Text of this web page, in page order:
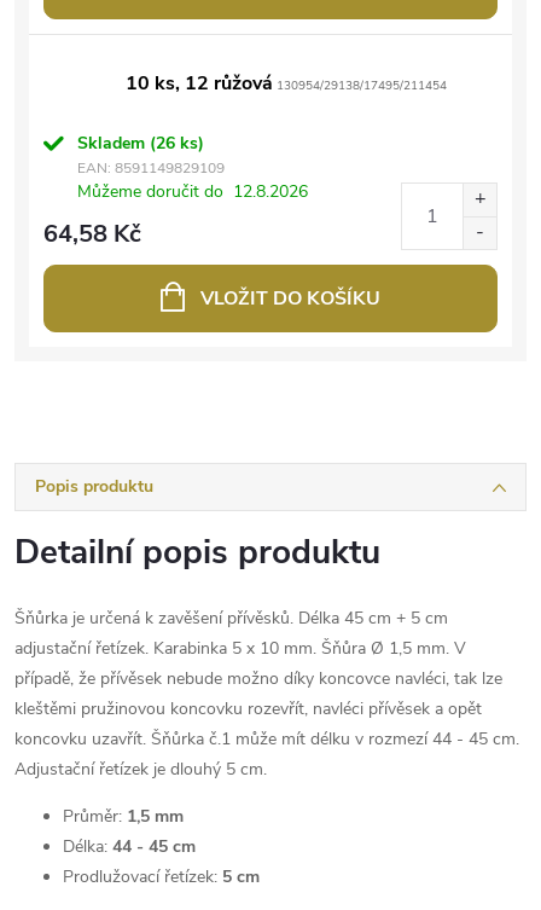
10 ks, 12 růžová 130954/29138/17495/211454
Skladem (26 ks)
EAN: 8591149829109
Můžeme doručit do 12.8.2026
64,58 Kč
VLOŽIT DO KOŠÍKU
Popis produktu
Detailní popis produktu
Šňůrka je určená k zavěšení přívěsků. Délka 45 cm + 5 cm
adjustační řetízek. Karabinka 5 x 10 mm. Šňůra Ø 1,5 mm. V
případě, že přívěsek nebude možno díky koncovce navléci, tak lze
kleštěmi pružinovou koncovku rozevřít, navléci přívěsek a opět
koncovku uzavřít. Šňůrka č.1 může mít délku v rozmezí 44 - 45 cm.
Adjustační řetízek je dlouhý 5 cm.
Průměr: 1,5 mm
Délka: 44 - 45 cm
Prodlužovací řetízek: 5 cm